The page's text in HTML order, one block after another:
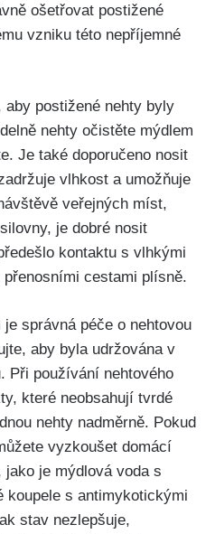
ošetřovat postižené
vzniku této‍ nepříjemné
postižené nehty byly⁢
nehty očistěte mýdlem
Je také doporučeno nosit⁢
vlhkost a umožňuje
‍veřejných⁢ míst,​
je dobré ‍nosit
kontaktu s vlhkými
cestami plísně.
správná péče o nehtovou
aby​ byla ​udržována v⁢
Při používání nehtového
které neobsahují tvrdé
nehty nadměrně. Pokud
vyzkoušet domácí
je mýdlová voda s
​koupele s antimykotickými
stav nezlepšuje,